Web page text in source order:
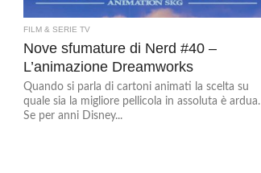
FILM & SERIE TV
Nove sfumature di Nerd #40 –
L’animazione Dreamworks
Quando si parla di cartoni animati la scelta su
quale sia la migliore pellicola in assoluta è ardua.
Se per anni Disney...